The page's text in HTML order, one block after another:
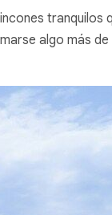
tranquilos
algo más de